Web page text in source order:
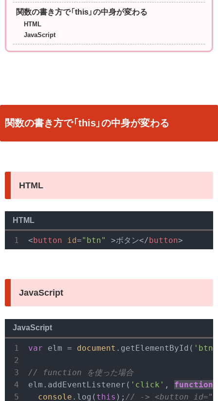
関数の書き方で「this」の中身が変わる
HTML
JavaScript
関数の書き方で「this」の中身が変わる
HTML
HTML
<button id="btn" >ボタン</button>
JavaScript
JavaScript
var elm = document .getElementById( 'btn'
// function を使った場合
elm.addEventListener( 'click' , function
console .log( this ); // -> <button